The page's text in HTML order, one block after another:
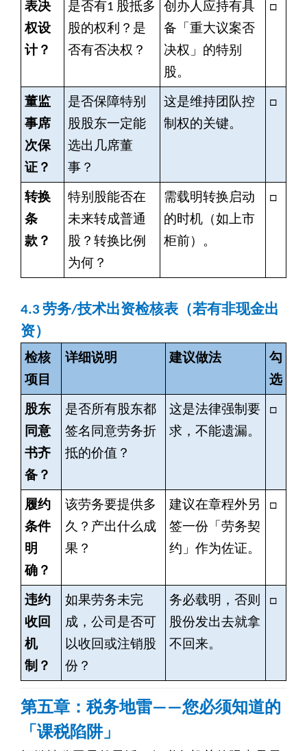
表决
权设
计？
是否有1 股抵多
股的权利？是
否有否决权？
创办人应持有具
备「重大议案否
决权」的特别
股。
□
董监
事席
次保
证？
是否保障特别
股股东一定能
选出几席董
事？
这是维持团队控
制权的关键。
□
转换
条
款？
特别股能否在
未来转成普通
股？转换比例
为何？
需载明转换启动
的时机（如上市
柜前）。
□
4.3 劳务/技术出资检核表（若有非现金出
资）
检核
项目
详细说明 建议做法
勾
选
股东
同意
书齐
备？
是否所有股东都
签名同意劳务折
抵的价值？
这是法律强制要
求，不能遗漏。
□
履约
条件
明
确？
该劳务要提供多
久？产出什么成
果？
建议在章程外另
签一份「劳务契
约」作为佐证。
□
违约
收回
机
制？
如果劳务未完
成，公司是否可
以收回或注销股
份？
务必载明，否则
股份发出去就拿
不回来。
□
第五章：税务地雷——您必须知道的
「课税陷阱」